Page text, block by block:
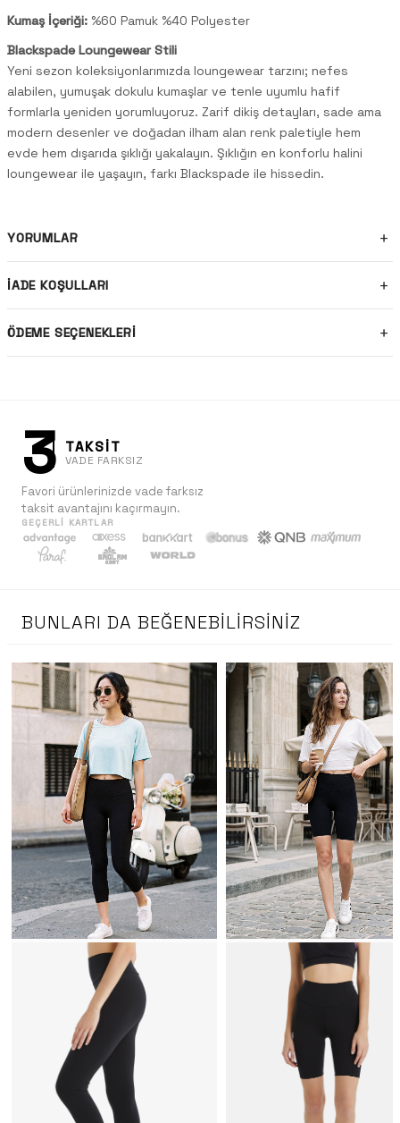
Kumaş İçeriği: %60 Pamuk %40 Polyester
Blackspade Loungewear Stili
Yeni sezon koleksiyonlarımızda loungewear tarzını; nefes
alabilen, yumuşak dokulu kumaşlar ve tenle uyumlu hafif
formlarla yeniden yorumluyoruz. Zarif dikiş detayları, sade ama
modern desenler ve doğadan ilham alan renk paletiyle hem
evde hem dışarıda şıklığı yakalayın. Şıklığın en konforlu halini
loungewear ile yaşayın, farkı Blackspade ile hissedin.
YORUMLAR
İADE KOŞULLARI
ÖDEME SEÇENEKLERI
3 TAKSİT
VADE FARKSIZ
Favori ürünlerinizde vade farksız
taksit avantajını kaçırmayın.
GEÇERLI KARTLAR
BUNLARI DA BEĞENEBILIRSINIZ